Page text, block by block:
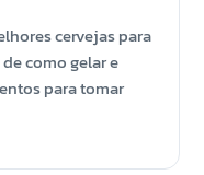
cervejas para
como gelar e
para tomar